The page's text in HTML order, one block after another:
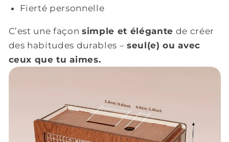
Fierté personnelle
C’est une façonsimple et élégante de créer
des habitudes durables –seul(e) ou avec
ceux que tu aimes.